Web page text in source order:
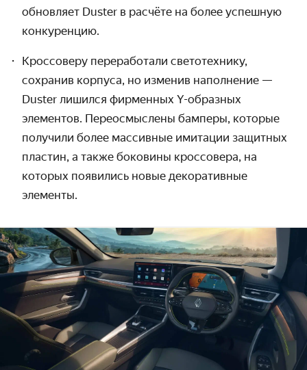
обновляет Duster в расчёте на более успешную
конкуренцию.
Кроссоверу переработали светотехнику,
сохранив корпуса, но изменив наполнение —
Duster лишился фирменных Y-образных
элементов. Переосмыслены бамперы, которые
получили более массивные имитации защитных
пластин, а также боковины кроссовера, на
которых появились новые декоративные
элементы.